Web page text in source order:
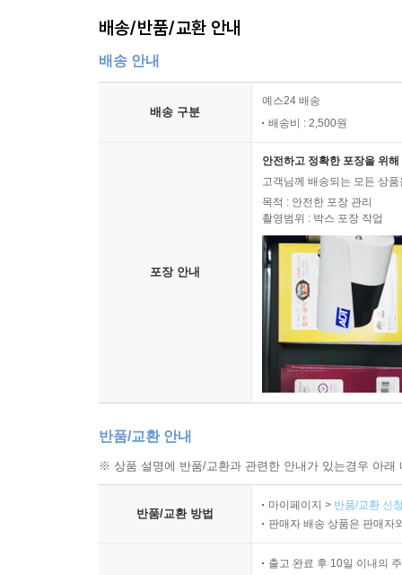
배송/반품/교환 안내
배송 안내
배송 구분
예스24 배송
배송비 : 2,500원
포장 안내
안전하고 정확한 포장을 위
고객님께 배송되는 모든 상
목적 : 안전한 포장 관리
촬영범위 : 박스 포장 작업
반품/교환 안내
※ 상품 설명에 반품/교환과 관련한 안내가 있는경우 아
반품/교환 방법
마이페이지 > 반품/교환 신
판매자 배송 상품은 판매자
출고 완료 후 10일 이내의